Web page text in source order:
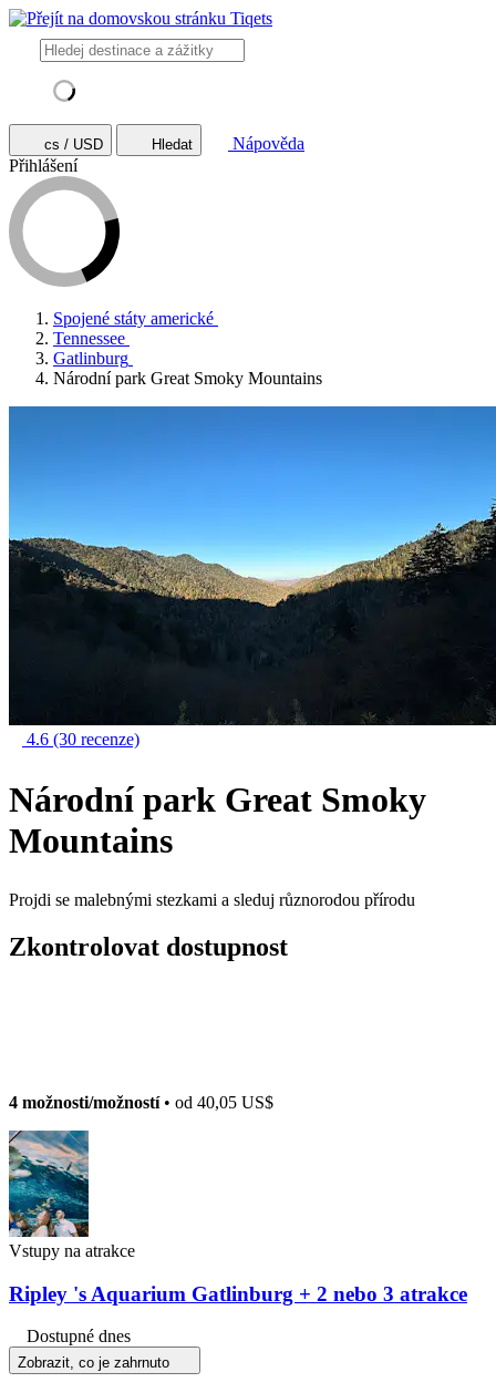
cs / USD Hledat
Nápověda
Přihlášení
Spojené státy americké
Tennessee
Gatlinburg
Národní park Great Smoky Mountains
4.6 (30 recenze)
Národní park Great Smoky
Mountains
Projdi se malebnými stezkami a sleduj různorodou přírodu
Zkontrolovat dostupnost
4 možnosti/možností• od 40,05 US$
Vstupy na atrakce
Ripley 's Aquarium Gatlinburg + 2 nebo 3 atrakce
Dostupné dnes
Zobrazit, co je zahrnuto